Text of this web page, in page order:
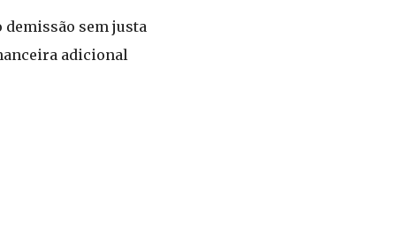
sem justa
adicional